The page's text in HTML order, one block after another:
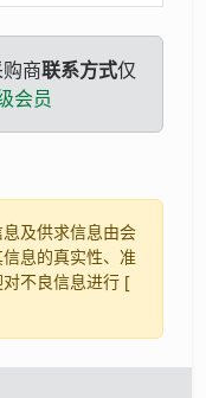
商联系方式仅
会员
及供求信息由会
息的真实性、准
不良信息进行 [